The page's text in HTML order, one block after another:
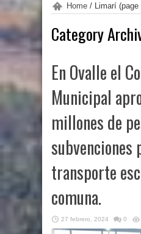
Home / Limarí (page
Category
En Ovalle el
Municipal
millones de
subvenciones
transporte
comuna.
27 febrero, 2024 0